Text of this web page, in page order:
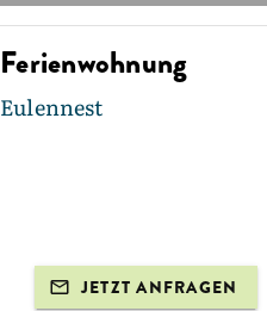
Ferienwohnung
Eulennest
JETZT ANFRAGEN